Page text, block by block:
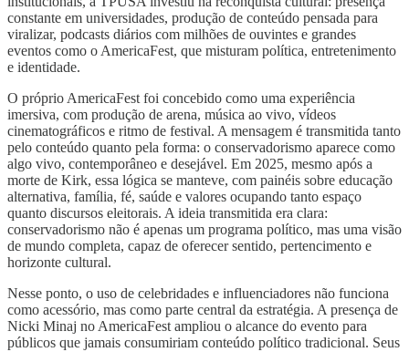
constante em universidades, produção de conteúdo pensada para
viralizar, podcasts diários com milhões de ouvintes e grandes
eventos como o AmericaFest, que misturam política, entretenimento
e identidade.
O próprio AmericaFest foi concebido como uma experiência
imersiva, com produção de arena, música ao vivo, vídeos
cinematográficos e ritmo de festival. A mensagem é transmitida tanto
pelo conteúdo quanto pela forma: o conservadorismo aparece como
algo vivo, contemporâneo e desejável. Em 2025, mesmo após a
morte de Kirk, essa lógica se manteve, com painéis sobre educação
alternativa, família, fé, saúde e valores ocupando tanto espaço
quanto discursos eleitorais. A ideia transmitida era clara:
conservadorismo não é apenas um programa político, mas uma visão
de mundo completa, capaz de oferecer sentido, pertencimento e
horizonte cultural.
Nesse ponto, o uso de celebridades e influenciadores não funciona
como acessório, mas como parte central da estratégia. A presença de
Nicki Minaj no AmericaFest ampliou o alcance do evento para
públicos que jamais consumiriam conteúdo político tradicional. Seus